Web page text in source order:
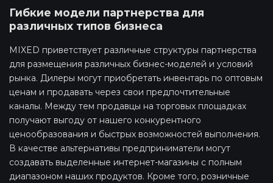
Гибкие модели партнерства для
различных типов бизнеса
MIXED приветствует различные структуры партнерства
для размещения различных бизнес-моделей и условий
рынка. Дилеры могут приобретать инвентарь по оптовым
ценам и продавать через свои предпочтительные
каналы. Между тем продавцы на торговых площадках
получают выгоду от нашего конкурентного
ценообразования и быстрых возможностей выполнения.
В качестве альтернативы предприниматели могут
создавать выделенные интернет-магазины с полным
диапазоном наших продуктов. Кроме того, розничные